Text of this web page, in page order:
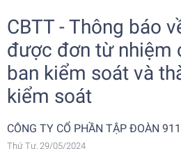
CBTT - Thông báo
được đơn từ nhiệm
ban kiểm soát và
kiểm soát
CÔNG TY CỔ PHẦN TẬP ĐOÀN 911
Thứ Tư, 29/05/2024